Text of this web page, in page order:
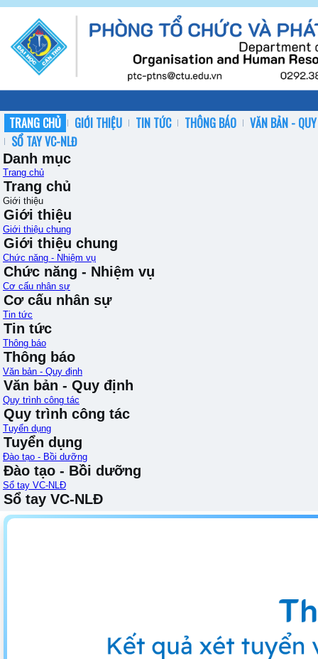
TRANG CHỦ GIỚI THIỆU TIN TỨC THÔNG BÁO
VĂN BẢN -
SỔ TAY VC-NLĐ
Danh mục
Trang chủ
Trang chủ
Giới thiệu
Giới thiệu
Giới thiệu chung
Giới thiệu chung
Chức năng - Nhiệm vụ
Chức năng - Nhiệm vụ
Cơ cấu nhân sự
Cơ cấu nhân sự
Tin tức
Tin tức
Thông báo
Thông báo
Văn bản - Quy định
Văn bản - Quy định
Quy trình công tác
Quy trình công tác
Tuyển dụng
Tuyển dụng
Đào tạo - Bồi dưỡng
Đào tạo - Bồi dưỡng
Sổ tay VC-NLĐ
Sổ tay VC-NLĐ